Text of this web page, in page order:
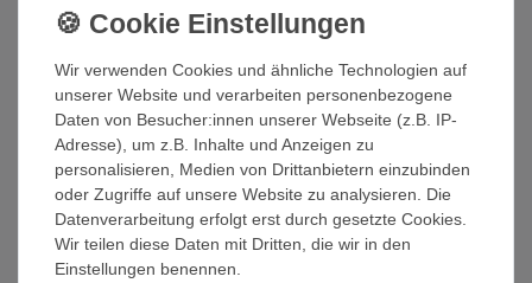
Gelbgold Gold weiß 56 (17.8)
In den Warenkorb
*inkl. ges. MwSt.zzgl. Versandkosten
MIAMAR 1150541 Damen Ring 14 Karat (585)
Weißgold weiß 56 (17.8)
Wir verwenden Cookies und ähnliche Technologien auf
unserer Website und verarbeiten personenbezogene
Daten von Besucher:innen unserer Webseite (z.B. IP-
Adresse), um z.B. Inhalte und Anzeigen zu
personalisieren, Medien von Drittanbietern einzubinden
oder Zugriffe auf unsere Website zu analysieren. Die
Datenverarbeitung erfolgt erst durch gesetzte Cookies.
Wir teilen diese Daten mit Dritten, die wir in den
Einstellungen benennen.